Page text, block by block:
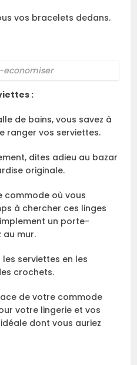
vos bracelets dedans.
:
de bains, vous savez à
ranger vos serviettes.
dites adieu au bazar
originale.
commode où vous
à chercher ces linges
un porte-
au mur.
serviettes en les
crochets.
de votre commode
votre lingerie et vos
dont vous auriez